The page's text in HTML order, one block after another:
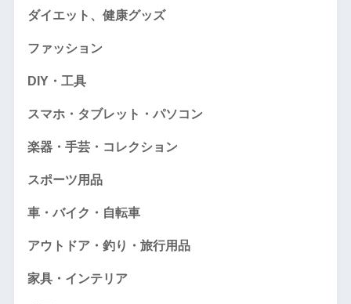
ダイエット、健康グッズ
ファッション
DIY・工具
スマホ・タブレット・パソコン
楽器・手芸・コレクション
スポーツ用品
車・バイク・自転車
アウトドア・釣り・旅行用品
家具・インテリア